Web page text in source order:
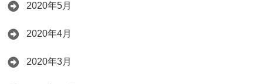
2020年5月
2020年4月
2020年3月